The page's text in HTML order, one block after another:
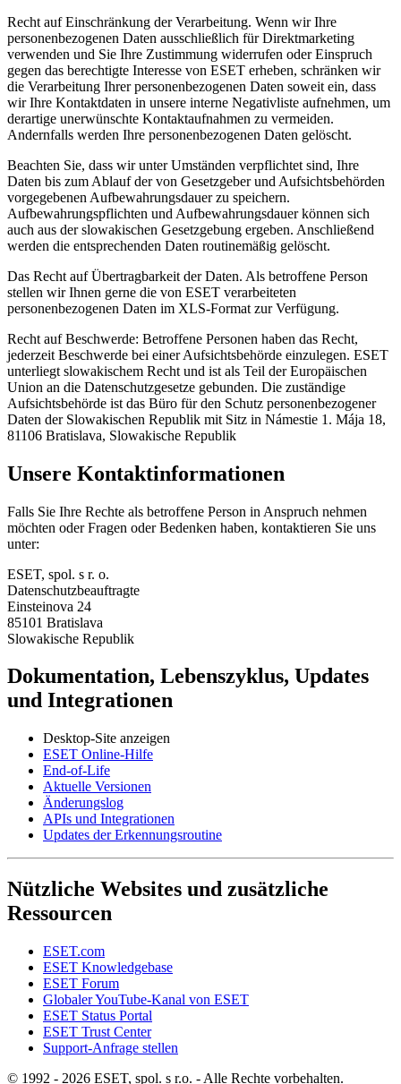
Recht auf Einschränkung der Verarbeitung. Wenn wir Ihre
personenbezogenen Daten ausschließlich für Direktmarketing
verwenden und Sie Ihre Zustimmung widerrufen oder Einspruch
gegen das berechtigte Interesse von ESET erheben, schränken wir
die Verarbeitung Ihrer personenbezogenen Daten soweit ein, dass
wir Ihre Kontaktdaten in unsere interne Negativliste aufnehmen, um
derartige unerwünschte Kontaktaufnahmen zu vermeiden.
Andernfalls werden Ihre personenbezogenen Daten gelöscht.
Beachten Sie, dass wir unter Umständen verpflichtet sind, Ihre
Daten bis zum Ablauf der von Gesetzgeber und Aufsichtsbehörden
vorgegebenen Aufbewahrungsdauer zu speichern.
Aufbewahrungspflichten und Aufbewahrungsdauer können sich
auch aus der slowakischen Gesetzgebung ergeben. Anschließend
werden die entsprechenden Daten routinemäßig gelöscht.
Das Recht auf Übertragbarkeit der Daten. Als betroffene Person
stellen wir Ihnen gerne die von ESET verarbeiteten
personenbezogenen Daten im XLS-Format zur Verfügung.
Recht auf Beschwerde: Betroffene Personen haben das Recht,
jederzeit Beschwerde bei einer Aufsichtsbehörde einzulegen. ESET
unterliegt slowakischem Recht und ist als Teil der Europäischen
Union an die Datenschutzgesetze gebunden. Die zuständige
Aufsichtsbehörde ist das Büro für den Schutz personenbezogener
Daten der Slowakischen Republik mit Sitz in Námestie 1. Mája 18,
81106 Bratislava, Slowakische Republik
Unsere Kontaktinformationen
Falls Sie Ihre Rechte als betroffene Person in Anspruch nehmen
möchten oder Fragen oder Bedenken haben, kontaktieren Sie uns
unter:
ESET, spol. s r. o.
Datenschutzbeauftragte
Einsteinova 24
85101 Bratislava
Slowakische Republik
Dokumentation, Lebenszyklus, Updates
und Integrationen
Desktop-Site anzeigen
ESET Online-Hilfe
End-of-Life
Aktuelle Versionen
Änderungslog
APIs und Integrationen
Updates der Erkennungsroutine
Nützliche Websites und zusätzliche
Ressourcen
ESET.com
ESET Knowledgebase
ESET Forum
Globaler YouTube-Kanal von ESET
ESET Status Portal
ESET Trust Center
Support-Anfrage stellen
© 1992 - 2026 ESET, spol. s r.o. - Alle Rechte vorbehalten.